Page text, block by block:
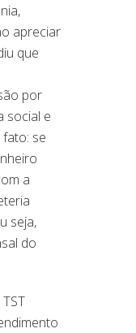
,
apreciar
que
por
social e
se
a
seja,
do